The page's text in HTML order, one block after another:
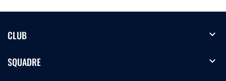
CLUB expand_more
SQUADRE expand_more